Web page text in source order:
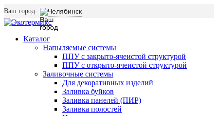
Ваш город: Челябинск
Каталог
Напыляемые системы
ППУ с закрыто-ячеистой структурой
ППУ с открыто-ячеистой структурой
Заливочные системы
Для декоративных изделий
Заливка буйков
Заливка панелей (ПИР)
Заливка полостей